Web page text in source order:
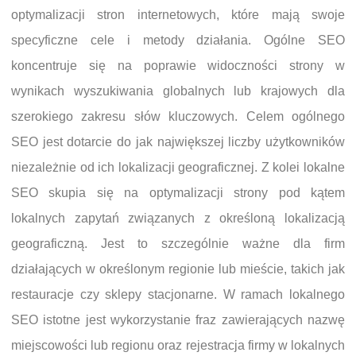
optymalizacji stron internetowych, które mają swoje
specyficzne cele i metody działania. Ogólne SEO
koncentruje się na poprawie widoczności strony w
wynikach wyszukiwania globalnych lub krajowych dla
szerokiego zakresu słów kluczowych. Celem ogólnego
SEO jest dotarcie do jak największej liczby użytkowników
niezależnie od ich lokalizacji geograficznej. Z kolei lokalne
SEO skupia się na optymalizacji strony pod kątem
lokalnych zapytań związanych z określoną lokalizacją
geograficzną. Jest to szczególnie ważne dla firm
działających w określonym regionie lub mieście, takich jak
restauracje czy sklepy stacjonarne. W ramach lokalnego
SEO istotne jest wykorzystanie fraz zawierających nazwę
miejscowości lub regionu oraz rejestracja firmy w lokalnych